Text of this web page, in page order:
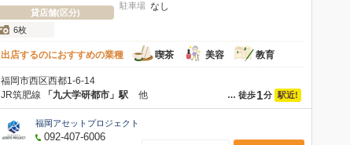
貸店舗(区分)
6枚
駐車場 なし
出店するのにおすすめの業種 喫茶 美容 教育
福岡市西区西都1-6-14
… 徒歩1分 駅近!
JR筑肥線 「九大学研都市」駅 他
福岡アセットプロジェクト
092-407-6006